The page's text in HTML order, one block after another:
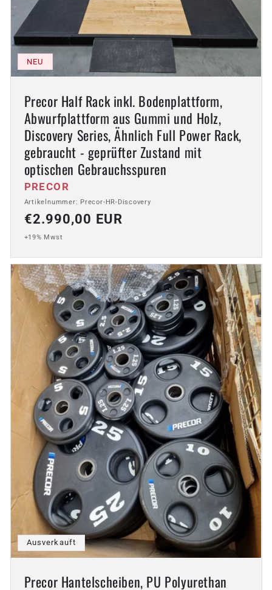
NEU
Precor Half Rack inkl. Bodenplattform,
Abwurfplattform aus Gummi und Holz,
Discovery Series, Ähnlich Full Power Rack,
gebraucht - geprüfter Zustand mit
optischen Gebrauchsspuren
Anbieter:
PRECOR
Artikelnummer: Precor-HR-Discovery
Normaler
Preis
€2.990,00 EUR
+19% Mwst
Ausverkauft
Precor Hantelscheiben, PU Polyurethan